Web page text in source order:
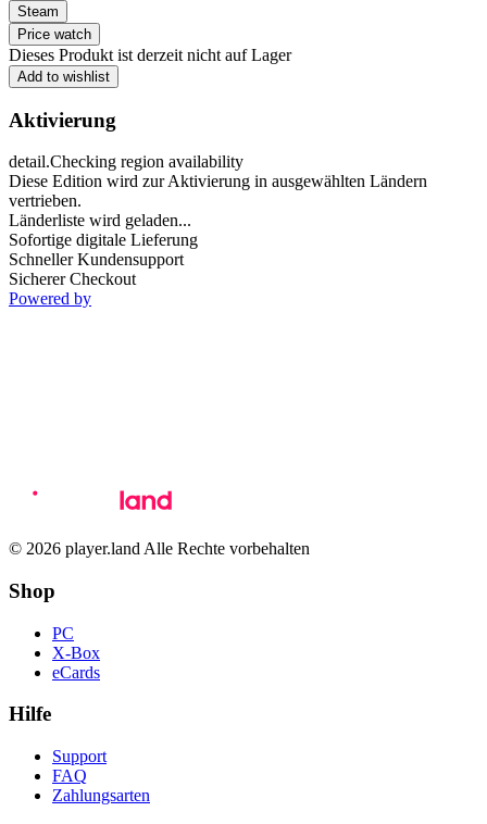
Steam
Price watch
Dieses Produkt ist derzeit nicht auf Lager
Add to wishlist
Aktivierung
detail.Checking region availability
Diese Edition wird zur Aktivierung in ausgewählten Ländern
vertrieben.
Länderliste wird geladen...
Sofortige digitale Lieferung
Schneller Kundensupport
Sicherer Checkout
Powered by
© 2026 player.land Alle Rechte vorbehalten
Shop
PC
X-Box
eCards
Hilfe
Support
FAQ
Zahlungsarten